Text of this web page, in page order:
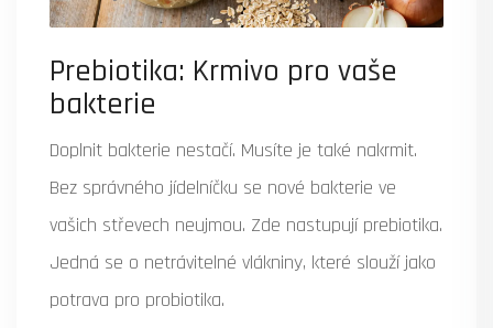
Prebiotika: Krmivo pro vaše
bakterie
Doplnit bakterie nestačí. Musíte je také nakrmit.
Bez správného jídelníčku se nové bakterie ve
vašich střevech neujmou. Zde nastupují prebiotika.
Jedná se o netrávitelné vlákniny, které slouží jako
potrava pro probiotika.